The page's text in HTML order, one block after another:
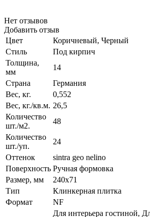
Нет отзывов
Добавить отзыв
Цвет
Коричневый, Черный
Стиль
Под кирпич
Толщина,
мм
14
Страна
Германия
Вес, кг.
0,552
Вес, кг./кв.м. 26,5
Количество
шт./м2.
48
Количество
шт./уп.
24
Оттенок
sintra geo nelino
Поверхность Ручная формовка
Размер, мм
240x71
Тип
Клинкерная плитка
Формат
NF
Для интерьера гостиной,